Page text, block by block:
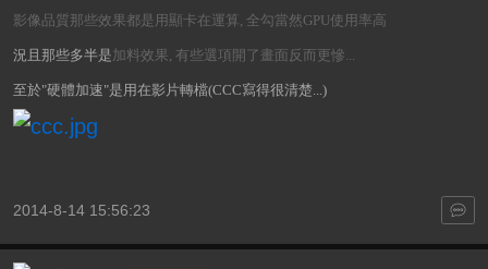
影像品質那些效果都是用顯卡在運算, 全勾當然GPU使用率高
況且那些多半是加料效果, 有些選項開了畫面反而更慘...
至於"硬體加速"是用在影片轉檔(CCC寫得很清楚...)
2014-8-14 15:56:23